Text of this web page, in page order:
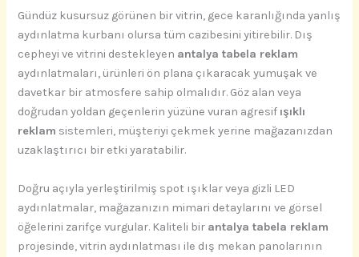
Gündüz kusursuz görünen bir vitrin, gece karanlığında yanlış
aydınlatma kurbanı olursa tüm cazibesini yitirebilir. Dış
cepheyi ve vitrini destekleyen antalya tabela reklam
aydınlatmaları, ürünleri ön plana çıkaracak yumuşak ve
davetkar bir atmosfere sahip olmalıdır. Göz alan veya
doğrudan yoldan geçenlerin yüzüne vuran agresif ışıklı
reklam sistemleri, müşteriyi çekmek yerine mağazanızdan
uzaklaştırıcı bir etki yaratabilir.
Doğru açıyla yerleştirilmiş spot ışıklar veya gizli LED
aydınlatmalar, mağazanızın mimari detaylarını ve görsel
öğelerini zarifçe vurgular. Kaliteli bir antalya tabela reklam
projesinde, vitrin aydınlatması ile dış mekan panolarının